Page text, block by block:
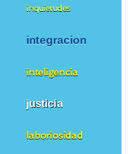
inquietudes
integracion
inteligencia
justicia
laboriosidad